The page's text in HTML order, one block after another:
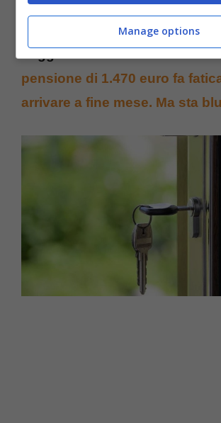
Leggi anche:Al Bano dice
pensione di 1.470 euro fa
arrivare a fine mese. Ma sta
Manage options